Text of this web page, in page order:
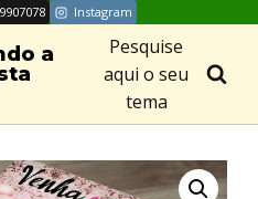
Instagram
a
Pesquise
aqui o seu
tema